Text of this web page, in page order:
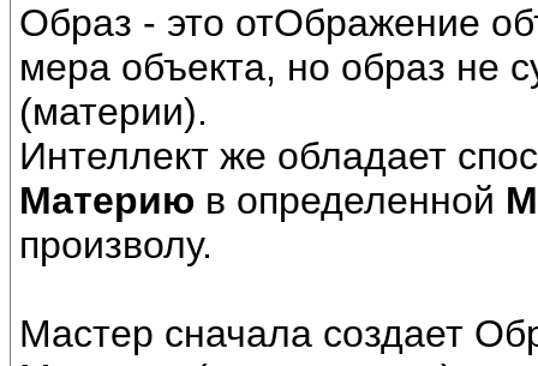
Образ - это отОбражение
мера объекта, но образ не
(материи).
Интеллект же обладает
Материю в определенной
произволу.
Мастер сначала создает